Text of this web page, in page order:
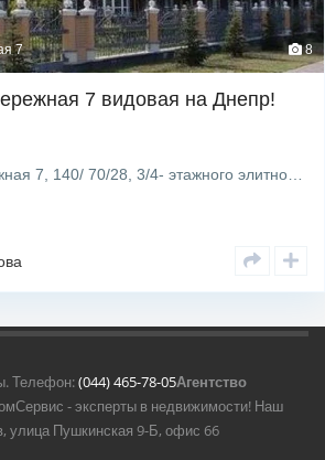
7 8
7 видовая на Днепр!
Телефон:(044) 465-78-05Агентство
- эксперты в недвижимости! Наш
улица Пушкинская 9-Б, офис 66